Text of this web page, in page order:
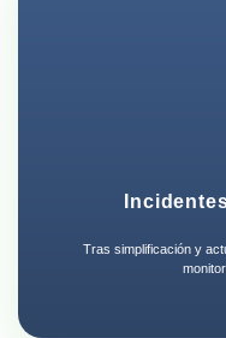
Tras simplificación y